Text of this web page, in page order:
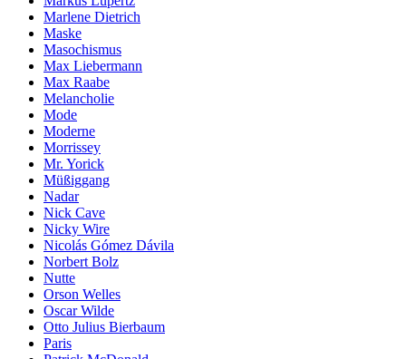
Marlene Dietrich
Maske
Masochismus
Max Liebermann
Max Raabe
Melancholie
Mode
Moderne
Morrissey
Mr. Yorick
Müßiggang
Nadar
Nick Cave
Nicky Wire
Nicolás Gómez Dávila
Norbert Bolz
Nutte
Orson Welles
Oscar Wilde
Otto Julius Bierbaum
Paris